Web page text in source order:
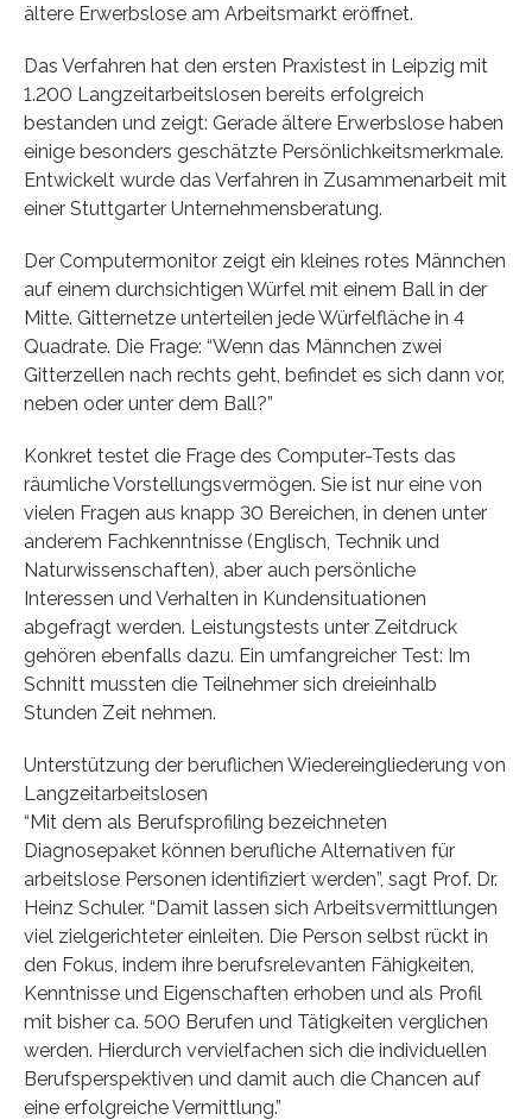
ältere Erwerbslose am Arbeitsmarkt eröffnet.
Das Verfahren hat den ersten Praxistest in Leipzig mit
1.200 Langzeitarbeitslosen bereits erfolgreich
bestanden und zeigt: Gerade ältere Erwerbslose haben
einige besonders geschätzte Persönlichkeitsmerkmale.
Entwickelt wurde das Verfahren in Zusammenarbeit mit
einer Stuttgarter Unternehmensberatung.
Der Computermonitor zeigt ein kleines rotes Männchen
auf einem durchsichtigen Würfel mit einem Ball in der
Mitte. Gitternetze unterteilen jede Würfelfläche in 4
Quadrate. Die Frage: “Wenn das Männchen zwei
Gitterzellen nach rechts geht, befindet es sich dann vor,
neben oder unter dem Ball?”
Konkret testet die Frage des Computer-Tests das
räumliche Vorstellungsvermögen. Sie ist nur eine von
vielen Fragen aus knapp 30 Bereichen, in denen unter
anderem Fachkenntnisse (Englisch, Technik und
Naturwissenschaften), aber auch persönliche
Interessen und Verhalten in Kundensituationen
abgefragt werden. Leistungstests unter Zeitdruck
gehören ebenfalls dazu. Ein umfangreicher Test: Im
Schnitt mussten die Teilnehmer sich dreieinhalb
Stunden Zeit nehmen.
Unterstützung der beruflichen Wiedereingliederung von
Langzeitarbeitslosen
“Mit dem als Berufsprofiling bezeichneten
Diagnosepaket können berufliche Alternativen für
arbeitslose Personen identifiziert werden”, sagt Prof. Dr.
Heinz Schuler. “Damit lassen sich Arbeitsvermittlungen
viel zielgerichteter einleiten. Die Person selbst rückt in
den Fokus, indem ihre berufsrelevanten Fähigkeiten,
Kenntnisse und Eigenschaften erhoben und als Profil
mit bisher ca. 500 Berufen und Tätigkeiten verglichen
werden. Hierdurch vervielfachen sich die individuellen
Berufsperspektiven und damit auch die Chancen auf
eine erfolgreiche Vermittlung.”